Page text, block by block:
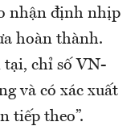
nhận định nhịp
hoàn thành.
tại, chỉ số VN-
và có xác xuất
tiếp theo”.